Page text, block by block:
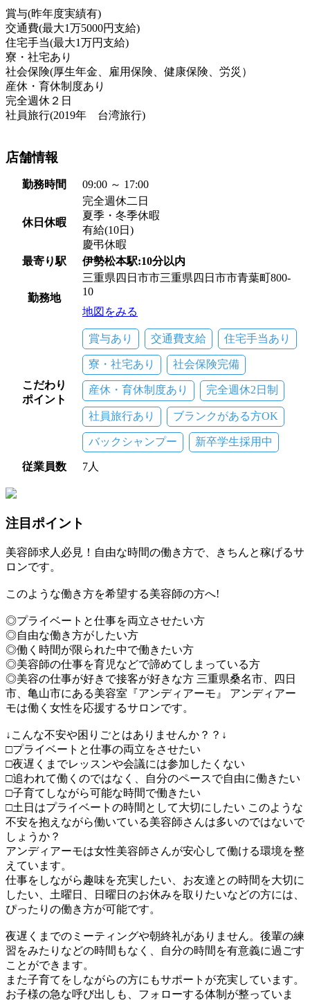
賞与(昨年度実績有)
交通費(最大1万5000円支給)
住宅手当(最大1万円支給)
寮・社宅あり
社会保険(厚生年金、雇用保険、健康保険、労災）
産休・育休制度あり
完全週休２日
社員旅行(2019年 台湾旅行)
店舗情報
勤務時間 09:00 ～ 17:00
休日休暇
完全週休二日
夏季・冬季休暇
有給(10日)
慶弔休暇
最寄り駅
伊勢松本駅:10分以内
勤務地
三重県四日市市三重県四日市市青葉町800-
10
地図をみる
こだわり
ポイント
賞与あり 交通費支給 住宅手当あり
寮・社宅あり 社会保険完備
産休・育休制度あり 完全週休2日制
社員旅行あり ブランクがある方OK
バックシャンプー 新卒学生採用中
従業員数 7人
注目ポイント
美容師求人必見！自由な時間の働き方で、きちんと稼げるサ
ロンです。
このような働き方を希望する美容師の方へ!
◎プライベートと仕事を両立させたい方
◎自由な働き方がしたい方
◎働く時間が限られた中で働きたい方
◎美容師の仕事を育児などで諦めてしまっている方
◎美容の仕事が好きで接客が好きな方 三重県桑名市、四日
市、亀山市にある美容室『アンディアーモ』 アンディアー
モは働く女性を応援するサロンです。
↓こんな不安や困りごとはありませんか？？↓
□プライベートと仕事の両立をさせたい
□夜遅くまでレッスンや会議には参加したくない
□追われて働くのではなく、自分のペースで自由に働きたい
□子育てしながら可能な時間で働きたい
□土日はプライベートの時間として大切にしたい このような
不安を抱えながら働いている美容師さんは多いのではないで
しょうか？
アンディアーモは女性美容師さんが安心して働ける環境を整
えています。
仕事をしながら趣味を充実したい、お友達との時間を大切に
したい、土曜日、日曜日のお休みを取りたいなどの方には、
ぴったりの働き方が可能です。
夜遅くまでのミーティングや朝終礼がありません。後輩の練
習をみたりなどの時間もなく、自分の時間を有意義に過ごす
ことができます。
また子育てをしながらの方にもサポートが充実しています。
お子様の急な呼び出しも、フォローする体制が整っていま